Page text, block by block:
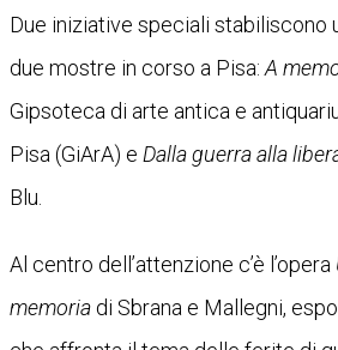
Due iniziative speciali stabiliscono
due mostre in corso a Pisa: A
Gipsoteca di arte antica e
Pisa (GiArA) e Dalla guerra alla
Blu.
Al centro dell’attenzione c’è l’opera
memoria di Sbrana e Mallegni,